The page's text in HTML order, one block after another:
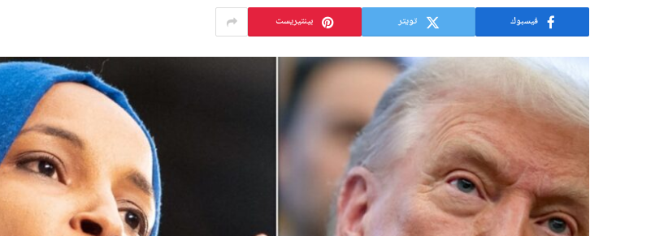
فيسبوك تويتر بينتيريست